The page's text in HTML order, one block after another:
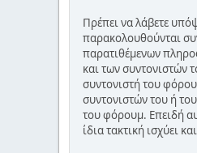
Πρέπει να λάβετε
παρακολουθούνται
παρατιθέμενων
και των συντονιστών
συντονιστή του
συντονιστών του ή
του φόρουμ. Επειδή
ίδια τακτική ισχύει